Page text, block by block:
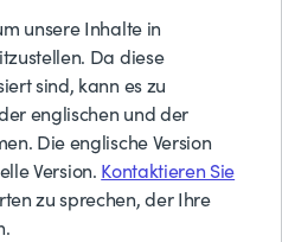
unsere Inhalte in
Da diese
sind, kann es zu
englischen und der
Die englische Version
Version. Kontaktieren Sie
zu sprechen, der Ihre